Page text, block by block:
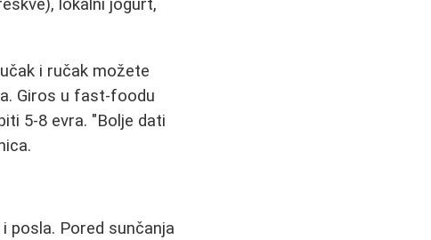
lokalni jogurt,
i ručak možete
Giros u fast-foodu
5-8 evra. "Bolje dati
posla. Pored sunčanja